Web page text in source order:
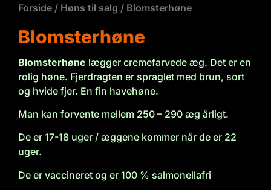
Forside / Høns til salg / Blomsterhøne
Blomsterhøne
Blomsterhøne lægger cremefarvede æg. Det er en
rolig høne. Fjerdragten er spraglet med brun, sort
og hvide fjer. En fin havehøne.
Man kan forvente mellem 250 – 290 æg årligt.
De er 17-18 uger / æggene kommer når de er 22
uger.
De er vaccineret og er 100 % salmonellafri